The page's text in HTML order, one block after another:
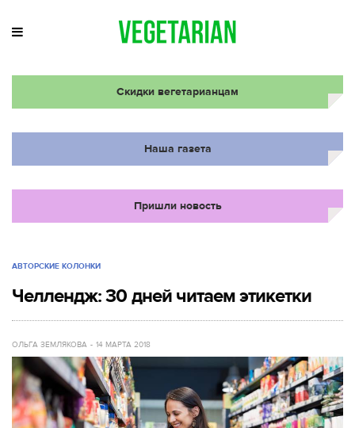
Скидки вегетарианцам
Наша газета
Пришли новость
АВТОРСКИЕ КОЛОНКИ
Челлендж: 30 дней читаем этикетки
ОЛЬГА ЗЕМЛЯКОВА 14 МАРТА 2018